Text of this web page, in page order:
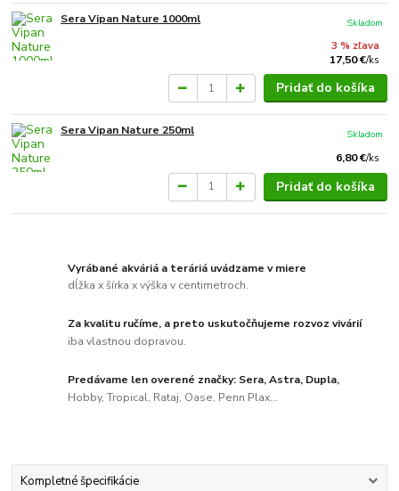
Sera Vipan Nature 1000ml
3 % zľava
17,50 €/ks
Skladom
Pridať do košíka
Sera Vipan Nature 250ml
6,80 €/ks
Skladom
Pridať do košíka
Vyrábané akváriá a teráriá uvádzame v miere
dĺžka x šírka x výška v centimetroch.
Za kvalitu ručíme, a preto uskutočňujeme rozvoz vivárií
iba vlastnou dopravou.
Predávame len overené značky: Sera, Astra, Dupla,
Hobby, Tropical, Rataj, Oase, Penn Plax...
Kompletné špecifikácie